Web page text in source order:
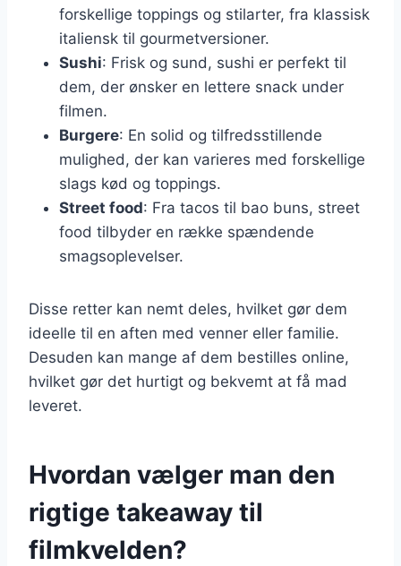
forskellige toppings og stilarter, fra klassisk
italiensk til gourmetversioner.
Sushi: Frisk og sund, sushi er perfekt til
dem, der ønsker en lettere snack under
filmen.
Burgere: En solid og tilfredsstillende
mulighed, der kan varieres med forskellige
slags kød og toppings.
Street food: Fra tacos til bao buns, street
food tilbyder en række spændende
smagsoplevelser.
Disse retter kan nemt deles, hvilket gør dem
ideelle til en aften med venner eller familie.
Desuden kan mange af dem bestilles online,
hvilket gør det hurtigt og bekvemt at få mad
leveret.
Hvordan vælger man den
rigtige takeaway til
filmkvelden?